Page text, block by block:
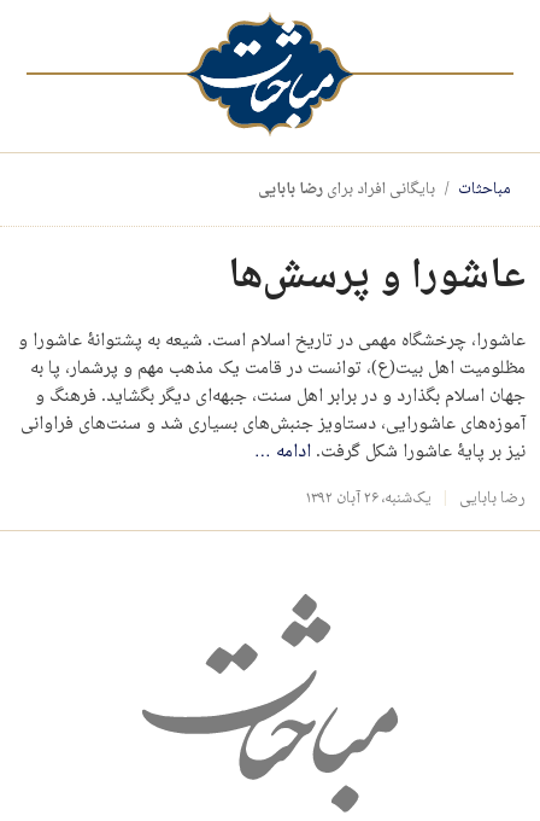
مباحثات بایگانی افراد برایرضا بابایی
عاشورا و پرسش‌ها
عاشورا، چرخشگاه مهمی در تاریخ اسلام است. شیعه به پشتوانۀ عاشورا و
مظلومیت اهل بیت(ع)، توانست در قامت یک مذهب مهم و پرشمار، پا به
جهان اسلام بگذارد و در برابر اهل سنت، جبهه‌ای دیگر بگشاید. فرهنگ و
آموزه‌های عاشورایی، دستاویز جنبش‌های بسیاری شد و سنت‌‌های فراوانی
نیز بر پایۀ عاشورا شکل گرفت.ادامه …
رضا بابایی یک‌شنبه، ۲۶ آبان ۱۳۹۲